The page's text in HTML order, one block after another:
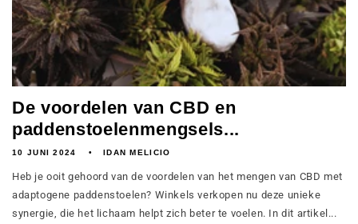
De voordelen van CBD en
paddenstoelenmengsels...
10 JUNI 2024 IDAN MELICIO
Heb je ooit gehoord van de voordelen van het mengen van CBD met
adaptogene paddenstoelen? Winkels verkopen nu deze unieke
synergie, die het lichaam helpt zich beter te voelen. In dit artikel...